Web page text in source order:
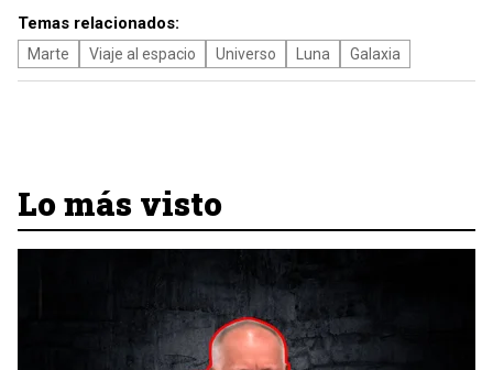
Temas relacionados:
Marte Viaje al espacio Universo Luna Galaxia
Lo más visto